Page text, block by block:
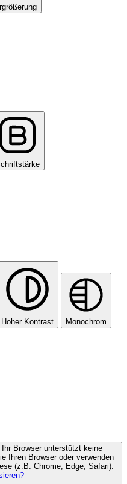
Hoher Kontrast Monochrom
Ihr Browser unterstützt keine
Ihren Browser oder verwenden
(z.B. Chrome, Edge, Safari).